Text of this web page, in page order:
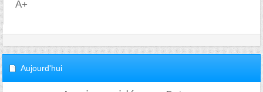
A+
Aujourd'hui